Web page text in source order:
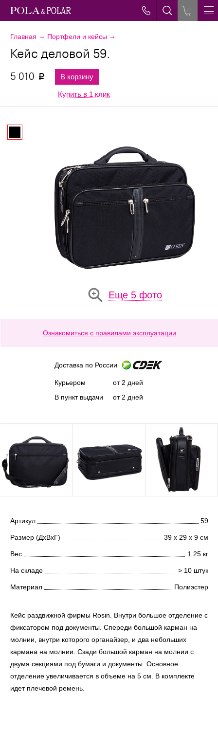
Главная → Портфели и кейсы →
Еще 5 фото
Кейс деловой 59.
5 010 p В корзину
Купить в 1 клик
Ознакомиться с правилами эксплуатации
Доставка по России
Курьером
В пункт выдачи
от 2 дней
от 2 дней
Артикул 59
Размер (ДхВхГ) 39 х 29 х 9 см
Вес 1.25 кг
На складе > 10 штук
Материал Полиэстер
Кейс раздвижной фирмы Rosin. Внутри большое отделение с
фиксатором под документы. Спереди большой карман на
молнии, внутри которого органайзер, и два небольших
кармана на молнии. Сзади большой карман на молнии с
двумя секциями под бумаги и документы. Основное
отделение увеличивается в объеме на 5 см. В комплекте
идет плечевой ремень.